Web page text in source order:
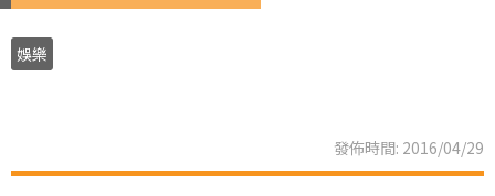
娛樂
發佈時間: 2016/04/29